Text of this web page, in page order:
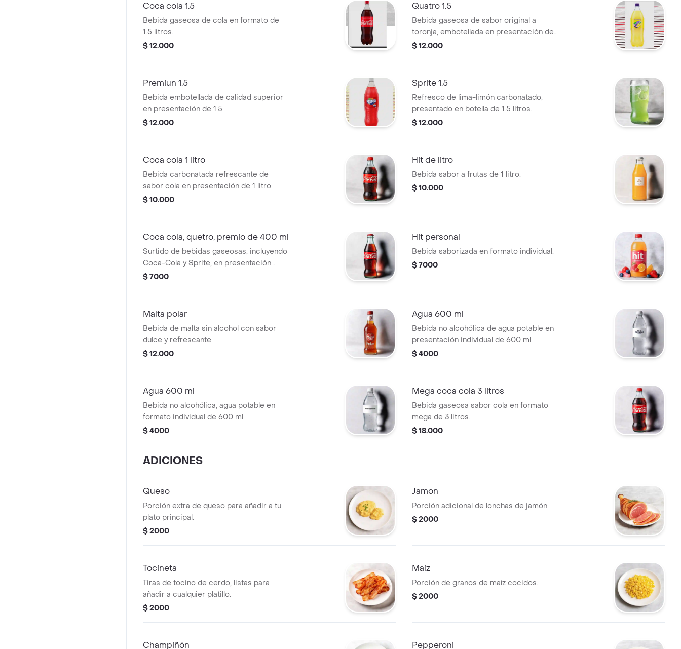
Coca cola 1.5
Bebida gaseosa de cola en formato de
1.5 litros.
$ 12.000
Quatro 1.5
Bebida gaseosa de sabor original a
toronja, embotellada en presentación de
1.5 litros.
$ 12.000
Premiun 1.5
Bebida embotellada de calidad superior
en presentación de 1.5.
$ 12.000
Sprite 1.5
Refresco de lima-limón carbonatado,
presentado en botella de 1.5 litros.
$ 12.000
Coca cola 1 litro
Bebida carbonatada refrescante de
sabor cola en presentación de 1 litro.
$ 10.000
Hit de litro
Bebida sabor a frutas de 1 litro.
$ 10.000
Coca cola, quetro, premio de 400 ml
Surtido de bebidas gaseosas, incluyendo
Coca-Cola y Sprite, en presentación
individual de 400 ml.
$ 7000
Hit personal
Bebida saborizada en formato individual.
$ 7000
Malta polar
Bebida de malta sin alcohol con sabor
dulce y refrescante.
$ 12.000
Agua 600 ml
Bebida no alcohólica de agua potable en
presentación individual de 600 ml.
$ 4000
Agua 600 ml
Bebida no alcohólica, agua potable en
formato individual de 600 ml.
$ 4000
Mega coca cola 3 litros
Bebida gaseosa sabor cola en formato
mega de 3 litros.
$ 18.000
ADICIONES
Queso
Porción extra de queso para añadir a tu
plato principal.
$ 2000
Jamon
Porción adicional de lonchas de jamón.
$ 2000
Tocineta
Tiras de tocino de cerdo, listas para
añadir a cualquier platillo.
$ 2000
Maíz
Porción de granos de maíz cocidos.
$ 2000
Champiñón Pepperoni